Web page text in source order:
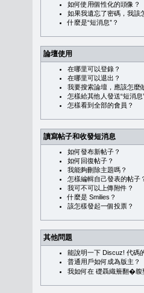
如何使用個性化的頭像？
如果我遺忘了密碼，我該
什麼是“短消息”？
論壇使用
在哪里可以登錄？
在哪里可以退出？
我要搜索論壇，應該怎麼
怎樣給其他人發送“短消息
怎樣看到全部的會員？
讀寫帖子和收發短消息
如何發布新帖子？
如何回復帖子？
我能夠刪除主題嗎？
怎樣編輯自己發表的帖子
我可不可以上傳附件？
什麼是 Smilies？
該怎樣發起一個投票？
其他問題
能說明一下 Discuz! 代碼
普通用戶如何成為版主？
我如何在 礎聶織簷翻�䪖